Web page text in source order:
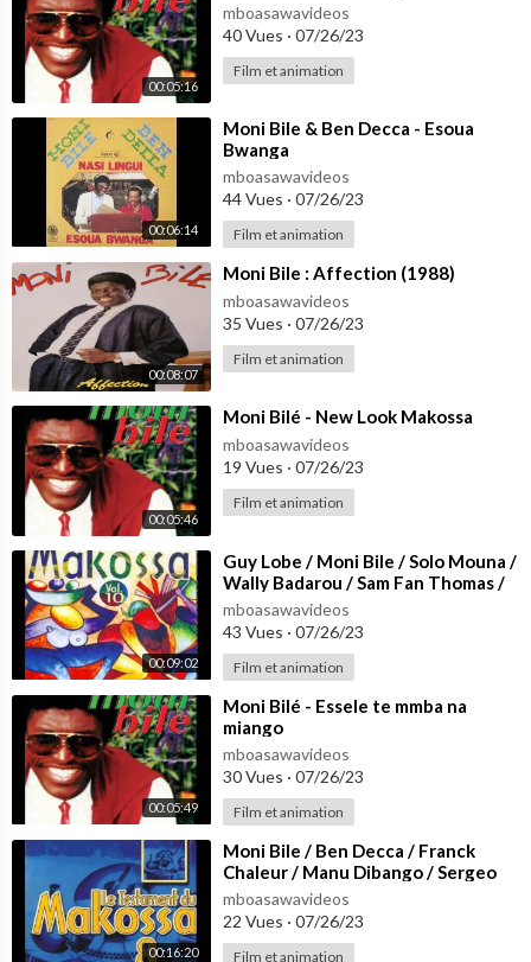
00:05:16
mboasawavideos
40 Vues · 07/26/23
Film et animation
00:06:14
⁣Moni Bile & Ben Decca - Esoua
Bwanga
mboasawavideos
44 Vues · 07/26/23
Film et animation
00:08:07
⁣Moni Bile : Affection (1988)
mboasawavideos
35 Vues · 07/26/23
Film et animation
00:05:46
⁣Moni Bilé - New Look Makossa
mboasawavideos
19 Vues · 07/26/23
Film et animation
00:09:02
⁣Guy Lobe / Moni Bile / Solo Mouna /
Wally Badarou / Sam Fan Thomas /
Douleur / Ngalle Jojo / Lapiro
mboasawavideos
43 Vues · 07/26/23
Film et animation
00:05:49
⁣Moni Bilé - Essele te mmba na
miango
mboasawavideos
30 Vues · 07/26/23
Film et animation
00:16:20
⁣Moni Bile / Ben Decca / Franck
Chaleur / Manu Dibango / Sergeo
Polo / Guy Lobe - Nostalgie
mboasawavideos
22 Vues · 07/26/23
Film et animation